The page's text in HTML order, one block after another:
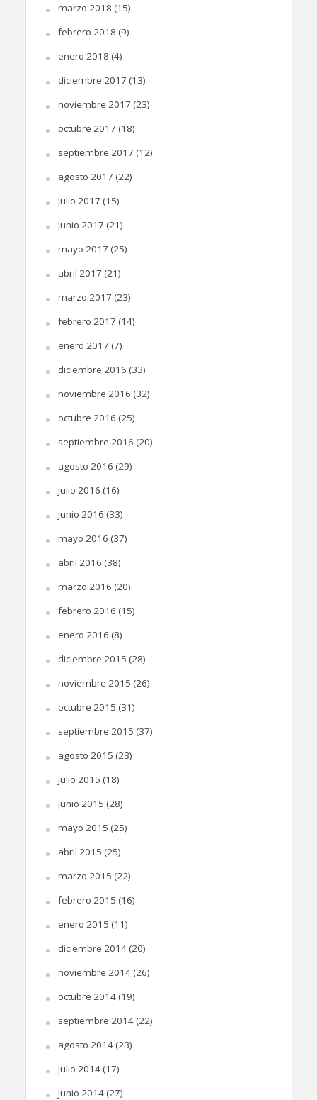
marzo 2018 (15)
febrero 2018 (9)
enero 2018 (4)
diciembre 2017 (13)
noviembre 2017 (23)
octubre 2017 (18)
septiembre 2017 (12)
agosto 2017 (22)
julio 2017 (15)
junio 2017 (21)
mayo 2017 (25)
abril 2017 (21)
marzo 2017 (23)
febrero 2017 (14)
enero 2017 (7)
diciembre 2016 (33)
noviembre 2016 (32)
octubre 2016 (25)
septiembre 2016 (20)
agosto 2016 (29)
julio 2016 (16)
junio 2016 (33)
mayo 2016 (37)
abril 2016 (38)
marzo 2016 (20)
febrero 2016 (15)
enero 2016 (8)
diciembre 2015 (28)
noviembre 2015 (26)
octubre 2015 (31)
septiembre 2015 (37)
agosto 2015 (23)
julio 2015 (18)
junio 2015 (28)
mayo 2015 (25)
abril 2015 (25)
marzo 2015 (22)
febrero 2015 (16)
enero 2015 (11)
diciembre 2014(20)
noviembre 2014(26)
octubre 2014(19)
septiembre 2014(22)
agosto 2014(23)
julio 2014(17)
junio 2014(27)